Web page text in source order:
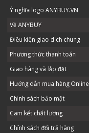
Ý nghĩa logo ANYBUY.VN
Về ANYBUY
Điều kiện giao dịch chung
Phương thức thanh toán
Giao hàng và lắp đặt
Hướng dẫn mua hàng Online
Chính sách bảo mật
Cam kết chất lượng
Chính sách đổi trả hàng